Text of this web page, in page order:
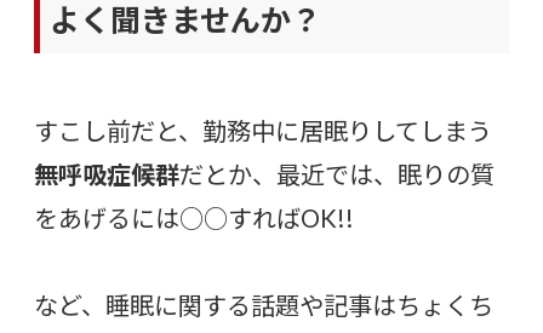
よく聞きませんか？
すこし前だと、勤務中に居眠りしてしまう
無呼吸症候群だとか、最近では、眠りの質
をあげるには○○すればOK!!
など、睡眠に関する話題や記事はちょくち